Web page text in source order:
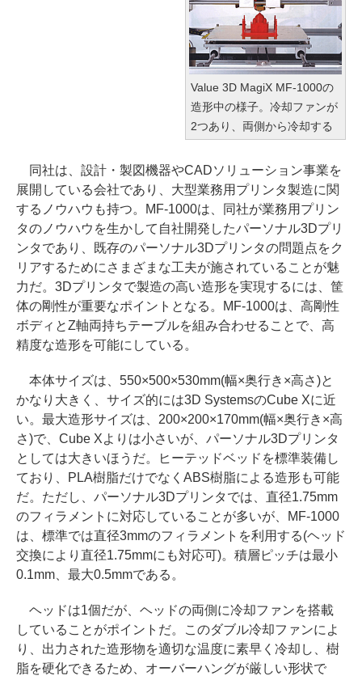
Value 3D MagiX MF-1000の
造形中の様子。冷却ファンが
2つあり、両側から冷却する
同社は、設計・製図機器やCADソリューション事業を
展開している会社であり、大型業務用プリンタ製造に関
するノウハウも持つ。MF-1000は、同社が業務用プリン
タのノウハウを生かして自社開発したパーソナル3Dプリ
ンタであり、既存のパーソナル3Dプリンタの問題点をク
リアするためにさまざまな工夫が施されていることが魅
力だ。3Dプリンタで製造の高い造形を実現するには、筐
体の剛性が重要なポイントとなる。MF-1000は、高剛性
ボディとZ軸両持ちテーブルを組み合わせることで、高
精度な造形を可能にしている。
本体サイズは、550×500×530mm(幅×奥行き×高さ)と
かなり大きく、サイズ的には3D SystemsのCube Xに近
い。最大造形サイズは、200×200×170mm(幅×奥行き×高
さ)で、Cube Xよりは小さいが、パーソナル3Dプリンタ
としては大きいほうだ。ヒーテッドベッドを標準装備し
ており、PLA樹脂だけでなくABS樹脂による造形も可能
だ。ただし、パーソナル3Dプリンタでは、直径1.75mm
のフィラメントに対応していることが多いが、MF-1000
は、標準では直径3mmのフィラメントを利用する(ヘッド
交換により直径1.75mmにも対応可)。積層ピッチは最小
0.1mm、最大0.5mmである。
ヘッドは1個だが、ヘッドの両側に冷却ファンを搭載
していることがポイントだ。このダブル冷却ファンによ
り、出力された造形物を適切な温度に素早く冷却し、樹
脂を硬化できるため、オーバーハングが厳しい形状で